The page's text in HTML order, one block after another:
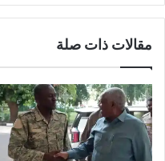
مقالات ذات صلة